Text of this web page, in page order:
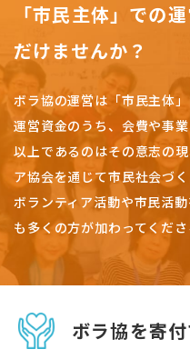
「市民主体」での
だけませんか？
ボラ協の運営は「市民主体」
運営資金のうち、会費や事
以上であるのはその意志の現
ア協会を通じて市民社会づ
ボランティア活動や市民活
も多くの方が加わってくだ
ボラ協を寄